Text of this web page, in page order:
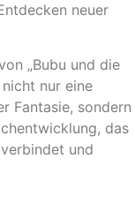
neuer
„Bubu und die
nur eine
Fantasie, sondern
das
und